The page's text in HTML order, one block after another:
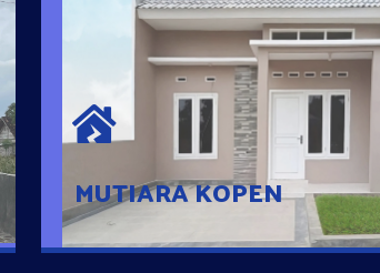
MUTIARA KOPEN
MUTIARA KOPEN
Hunian nyaman dengan suasana
pedesaan. 10 menit dari pusat kota, 2
menit dari Ring Road